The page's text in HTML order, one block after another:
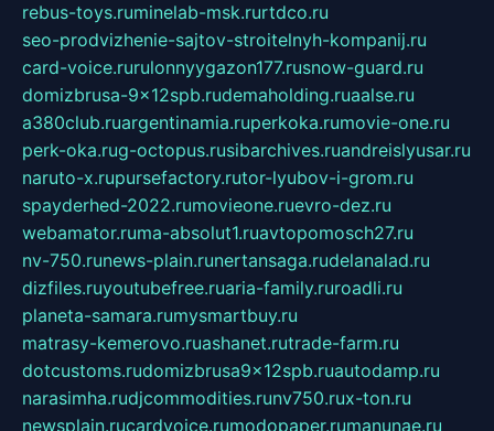
rebus-toys.ruminelab-msk.rurtdco.ru
seo-prodvizhenie-sajtov-stroitelnyh-kompanij.ru
card-voice.rurulonnyygazon177.rusnow-guard.ru
domizbrusa-9x12spb.rudemaholding.ruaalse.ru
a380club.ruargentinamia.ruperkoka.rumovie-one.ru
perk-oka.rug-octopus.rusibarchives.ruandreislyusar.ru
naruto-x.rupursefactory.rutor-lyubov-i-grom.ru
spayderhed-2022.rumovieone.ruevro-dez.ru
webamator.ruma-absolut1.ruavtopomosch27.ru
nv-750.runews-plain.runertansaga.rudelanalad.ru
dizfiles.ruyoutubefree.ruaria-family.ruroadli.ru
planeta-samara.rumysmartbuy.ru
matrasy-kemerovo.ruashanet.rutrade-farm.ru
dotcustoms.rudomizbrusa9x12spb.ruautodamp.ru
narasimha.rudjcommodities.runv750.rux-ton.ru
newsplain.rucardvoice.rumodopaper.rumanunae.ru